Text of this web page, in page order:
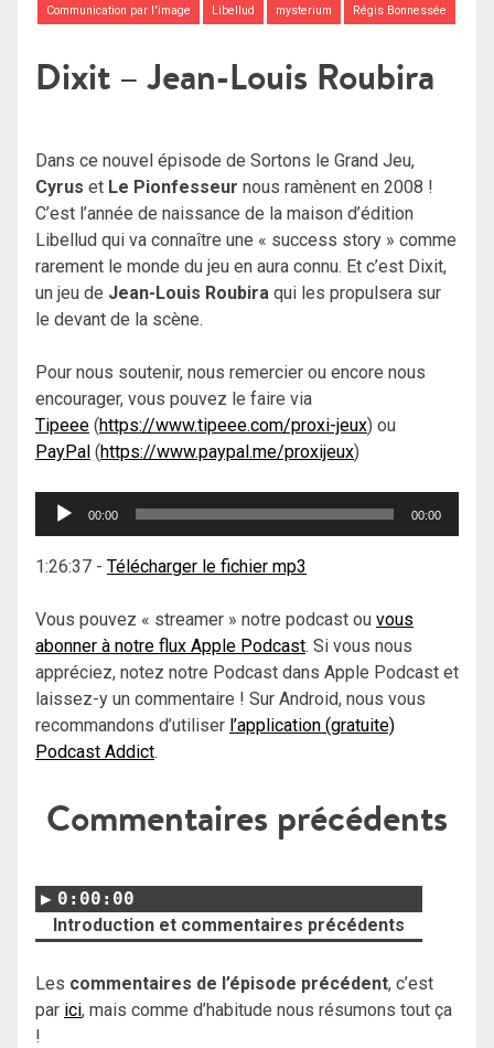
Communication par l'image Libellud mysterium Régis Bonnessée
Dixit – Jean-Louis Roubira
Dans ce nouvel épisode de Sortons le Grand Jeu,
Cyrus et Le Pionfesseur nous ramènent en 2008 !
C’est l’année de naissance de la maison d’édition
Libellud qui va connaître une « success story » comme
rarement le monde du jeu en aura connu. Et c’est Dixit,
un jeu de Jean-Louis Roubira qui les propulsera sur
le devant de la scène.
Pour nous soutenir, nous remercier ou encore nous
encourager, vous pouvez le faire via
Tipeee (https://www.tipeee.com/proxi-jeux) ou
PayPal (https://www.paypal.me/proxijeux)
Lecteur
00:00 00:00
1:26:37 - Télécharger le fichier mp3
Vous pouvez « streamer » notre podcast ou vous
abonner à notre flux Apple Podcast. Si vous nous
appréciez, notez notre Podcast dans Apple Podcast et
laissez-y un commentaire ! Sur Android, nous vous
recommandons d’utiliser l’application (gratuite)
Podcast Addict.
Commentaires précédents
0:00:00
Introduction et commentaires précédents
Les commentaires de l’épisode précédent, c’est
par ici, mais comme d’habitude nous résumons tout ça
!